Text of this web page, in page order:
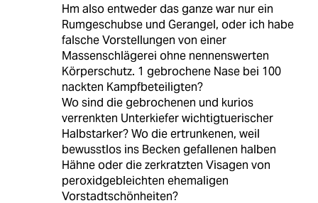
Hm also entweder das ganze war nur ein
Rumgeschubse und Gerangel, oder ich habe
falsche Vorstellungen von einer
Massenschlägerei ohne nennenswerten
Körperschutz. 1 gebrochene Nase bei 100
nackten Kampfbeteiligten?
Wo sind die gebrochenen und kurios
verrenkten Unterkiefer wichtigtuerischer
Halbstarker? Wo die ertrunkenen, weil
bewusstlos ins Becken gefallenen halben
Hähne oder die zerkratzten Visagen von
peroxidgebleichten ehemaligen
Vorstadtschönheiten?